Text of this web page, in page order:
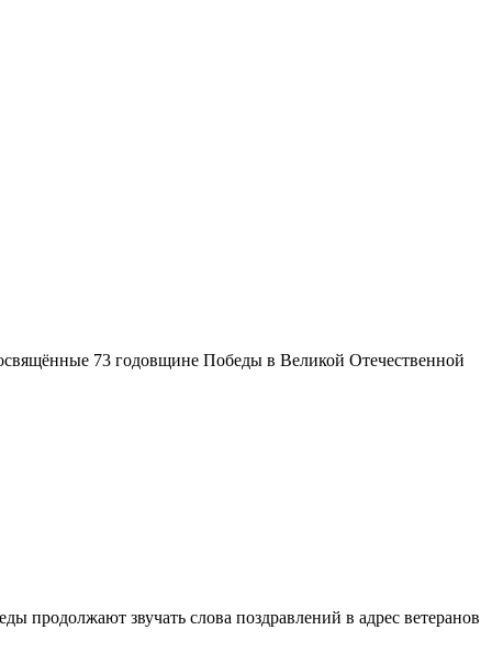
73 годовщине Победы в Великой Отечественной
продолжают звучать слова поздравлений в адрес ветеранов